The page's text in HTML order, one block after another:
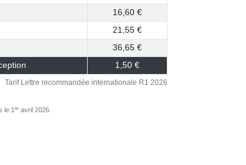
Tarif Lettre recommandée internationale R1 2026
16,60 €
21,55 €
36,65 €
1,50 €
le 1er avril 2026.